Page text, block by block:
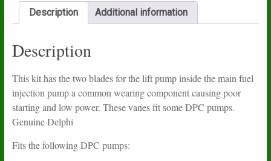
Description Additional information
Description
This kit has the two blades for the lift pump inside the main fuel
injection pump a common wearing component causing poor
starting and low power. These vanes fit some DPC pumps.
Genuine Delphi
Fits the following DPC pumps: